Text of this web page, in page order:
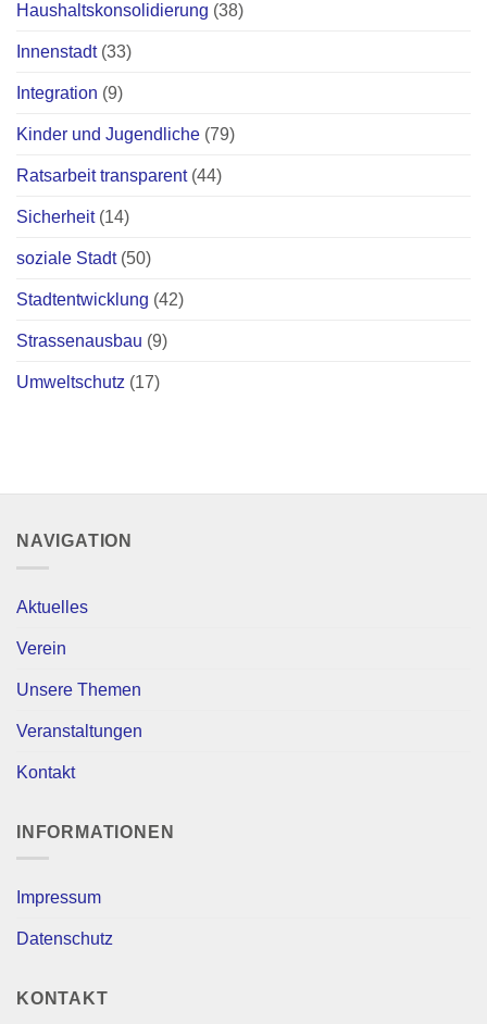
Haushaltskonsolidierung (38)
Innenstadt(33)
Integration (9)
Kinder und Jugendliche (79)
Ratsarbeit transparent(44)
Sicherheit(14)
soziale Stadt(50)
Stadtentwicklung (42)
Strassenausbau (9)
Umweltschutz (17)
NAVIGATION
Aktuelles
Verein
Unsere Themen
Veranstaltungen
Kontakt
INFORMATIONEN
Impressum
Datenschutz
KONTAKT